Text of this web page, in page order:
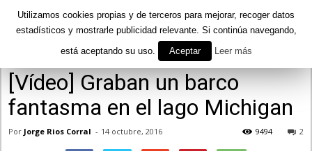
Actualidad
[Vídeo] Graban un barco
fantasma en el lago Michigan
Por Jorge Rios Corral - 14 octubre, 2016 2
9494
Utilizamos cookies propias y de terceros para mejorar, recoger datos
estadísticos y mostrarle publicidad relevante. Si continúa navegando,
está aceptando su uso.
Aceptar Leer más